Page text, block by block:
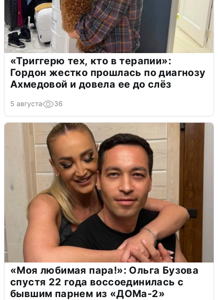
«Триггерю тех, кто в терапии»:
Гордон жестко прошлась по диагнозу
Ахмедовой и довела ее до слёз
5 августа 36
«Моя любимая пара!»: Ольга Бузова
спустя 22 года воссоединилась с
бывшим парнем из «ДОМа-2»